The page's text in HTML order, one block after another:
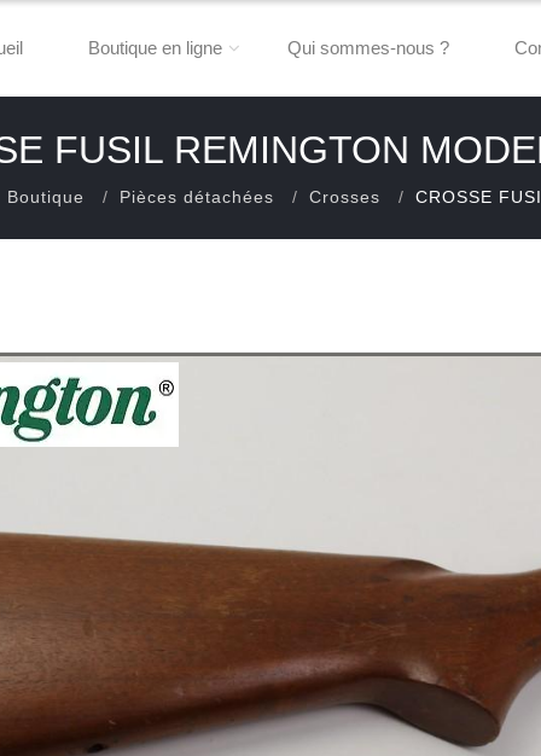
Boutique en ligne Qui sommes-nous ?
FUSIL REMINGTON
Boutique Pièces détachées Crosses CROSSE